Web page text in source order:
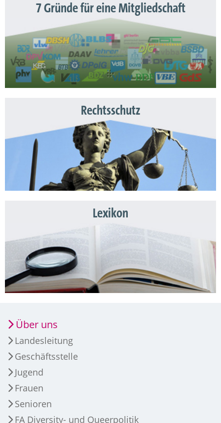
7 Gründe für eine Mitgliedschaft
Rechtsschutz
Lexikon
Über uns
Landesleitung
Geschäftsstelle
Jugend
Frauen
Senioren
FA Diversity- und Queerpolitik